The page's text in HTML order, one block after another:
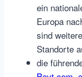
ein
Europa
sind
Standorte
die